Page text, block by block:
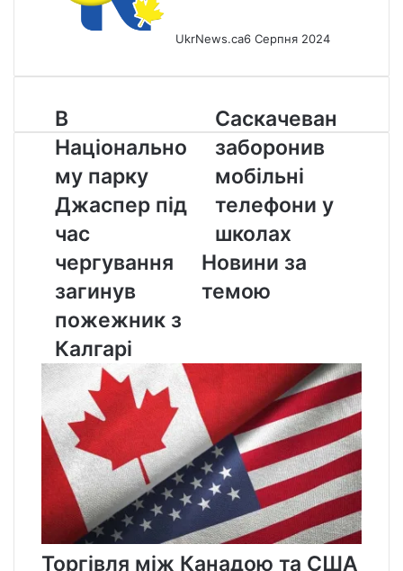
UkrNews.ca6 Серпня 2024
В
Національному
парку
Джаспер
під
час
чергування
загинув
пожежник
Калгарі
В
Національно
му парку
Джаспер під
час
чергування
загинув
пожежник з
Калгарі
Саскачеван
заборонив
мобільні
телефони
у
школах
Саскачеван
заборонив
мобільні
телефони у
школах
Новини за
темою
Торгівля між Канадою та США